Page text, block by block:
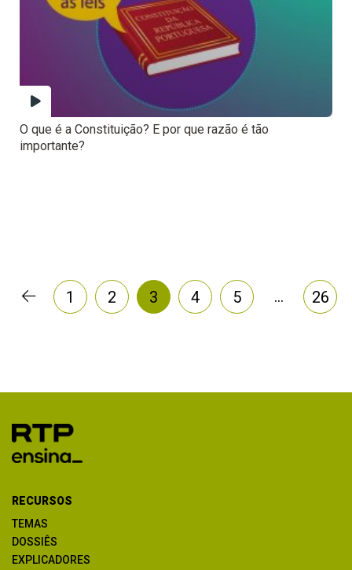
O que é a Constituição? E por que razão é tão
importante?
1 2 3 4 5 … 26
RECURSOS
TEMAS
DOSSIÊS
EXPLICADORES